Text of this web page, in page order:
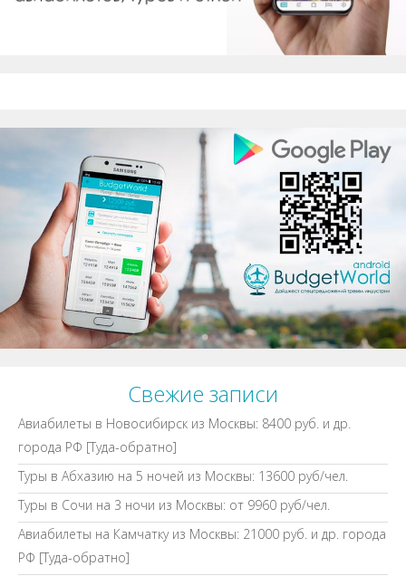
Свежие записи
Авиабилеты в Новосибирск из Москвы: 8400 руб. и др.
города РФ [Туда-обратно]
Туры в Абхазию на 5 ночей из Москвы: 13600 руб/чел.
Туры в Сочи на 3 ночи из Москвы: от 9960 руб/чел.
Авиабилеты на Камчатку из Москвы: 21000 руб. и др. города
РФ [Туда-обратно]